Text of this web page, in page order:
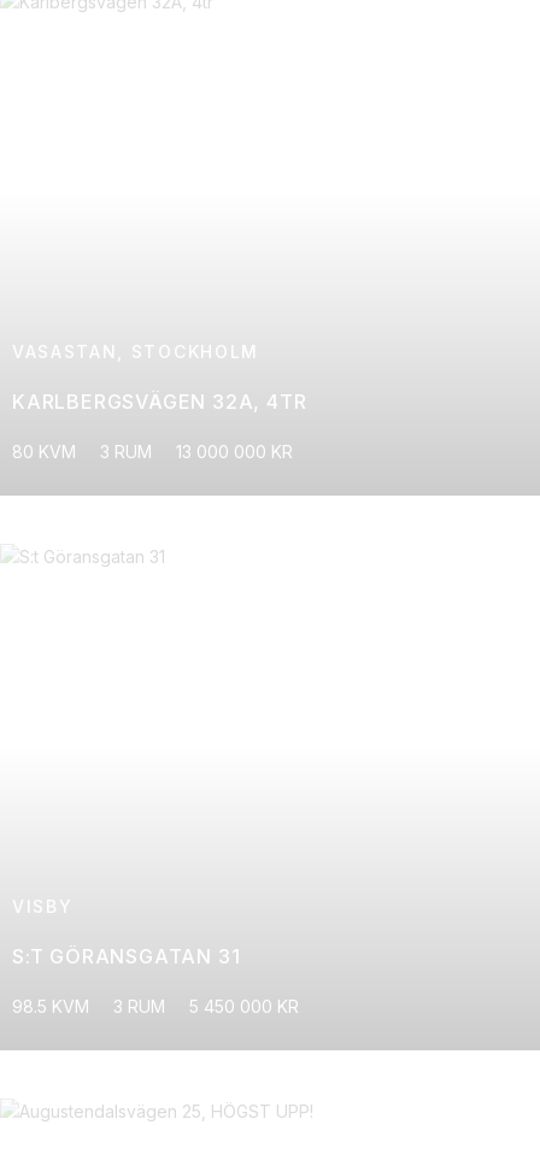
VASASTAN, STOCKHOLM
KARLBERGSVÄGEN 32A, 4TR
80 KVM 3 RUM 13 000 000 KR
VISBY
S:T GÖRANSGATAN 31
98.5 KVM 3 RUM 5 450 000 KR